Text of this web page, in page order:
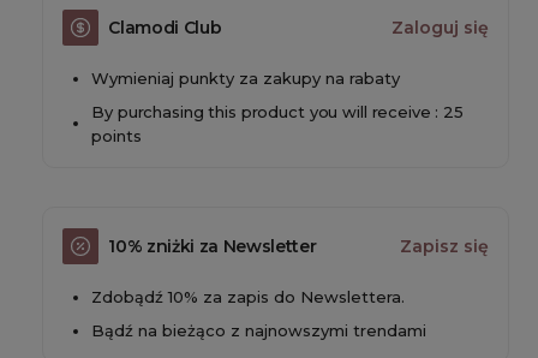
Clamodi Club Zaloguj się
Wymieniaj punkty za zakupy na rabaty
By purchasing this product you will receive : 25
points
10% zniżki za Newsletter Zapisz się
Zdobądź 10% za zapis do Newslettera.
Bądź na bieżąco z najnowszymi trendami